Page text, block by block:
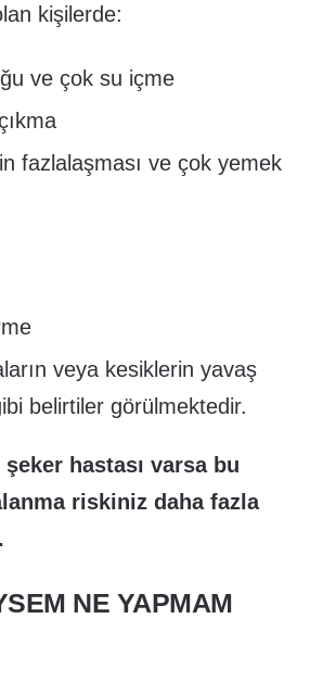
kişilerde:
ve çok su içme
fazlalaşması ve çok yemek
veya kesiklerin yavaş
belirtiler görülmektedir.
hastası varsa bu
riskiniz daha fazla
NE YAPMAM